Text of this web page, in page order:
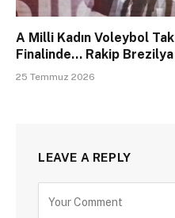
A Milli Kadın Voleybol
Finalinde… Rakip Brezilya
25 Temmuz 2026
LEAVE A REPLY